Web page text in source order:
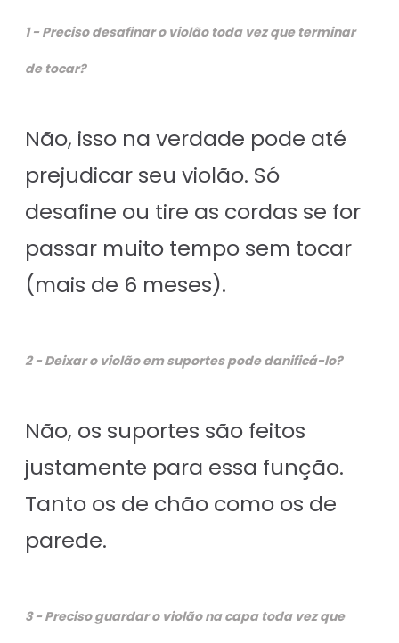
1 - Preciso desafinar o violão toda vez que terminar
de tocar?
Não, isso na verdade pode até
prejudicar seu violão. Só
desafine ou tire as cordas se for
passar muito tempo sem tocar
(mais de 6 meses).
2 - Deixar o violão em suportes pode danificá-lo?
Não, os suportes são feitos
justamente para essa função.
Tanto os de chão como os de
parede.
3 - Preciso guardar o violão na capa toda vez que